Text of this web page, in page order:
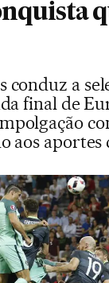
a
final de
aos aportes